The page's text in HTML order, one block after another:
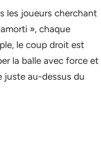
les joueurs cherchant
», chaque
le coup droit est
la balle avec force et
juste au-dessus du